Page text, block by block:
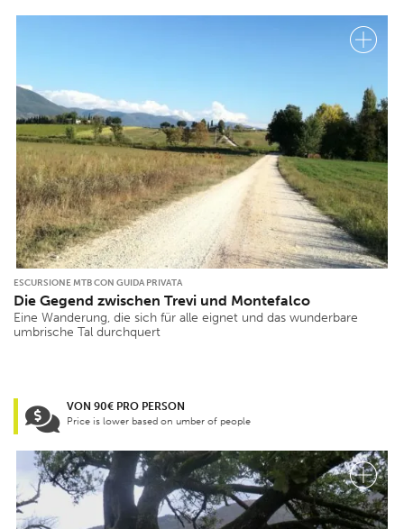
ESCURSIONE MTB CON GUIDA PRIVATA
Die Gegend zwischen Trevi und Montefalco
Eine Wanderung, die sich für alle eignet und das wunderbare
umbrische Tal durchquert
VON 90€ PRO PERSON
Price is lower based on umber of people